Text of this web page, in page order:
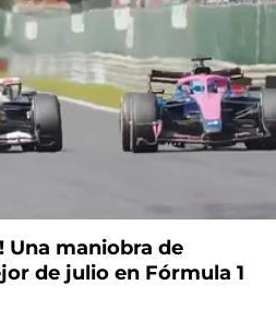
Una maniobra de
de julio en Fórmula 1